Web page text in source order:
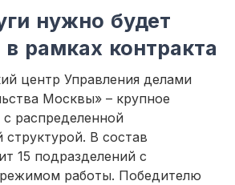
нужно будет
рамках контракта
центр Управления делами
Москвы» – крупное
распределенной
структурой. В состав
15 подразделений с
работы. Победителю